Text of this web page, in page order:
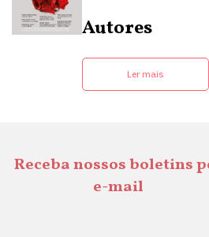
Autores
Ler mais
Receba nossos boletins
e-mail